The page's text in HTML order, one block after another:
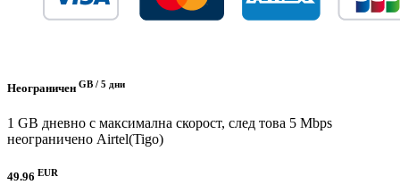
Неограничен GB / 5 дни
1 GB дневно с максимална скорост, след това 5 Mbps
неограничено Airtel(Tigo)
49.96 EUR